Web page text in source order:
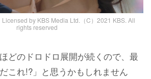
Licensed by KBS Media Ltd.（C）2021 KBS. All
rights reserved
どのドロドロ展開が続くので、最
これ!?」と思うかもしれません